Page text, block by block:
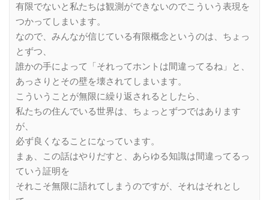
有限でないと私たちは観測ができないのでこういう表現を
つかってしまいます。
なので、みんなが信じている有限概念というのは、ちょっ
とずつ、
誰かの手によって「それってホントは間違ってるね」と、
あっさりとその壁を壊されてしまいます。
こういうことが無限に繰り返されるとしたら、
私たちの住んでいる世界は、ちょっとずつではあります
が、
必ず良くなることになっています。
まぁ、この話はやりだすと、あらゆる知識は間違ってるっ
ていう証明を
それこそ無限に語れてしまうのですが、それはそれとし